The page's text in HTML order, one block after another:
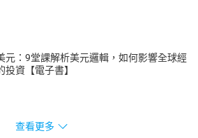
聞碩士，曾獲加拿大班夫國際文學翻譯中
Post》記者、副採訪主任、《Student
括《祖母，親愛的》、《永遠的麥田捕
《世仇的女兒》等逾三十本書。
元：9堂課解析美元邏輯，如何影響全球經
投資【電子書】
查看更多